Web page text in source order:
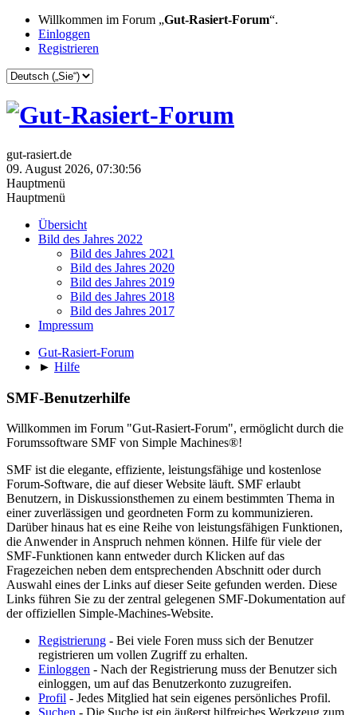
Willkommen im Forum „Gut-Rasiert-Forum“.
Einloggen
Registrieren
gut-rasiert.de
09. August 2026, 07:30:56
Hauptmenü
Hauptmenü
Übersicht
Bild des Jahres 2022
Bild des Jahres 2021
Bild des Jahres 2020
Bild des Jahres 2019
Bild des Jahres 2018
Bild des Jahres 2017
Impressum
Gut-Rasiert-Forum
► Hilfe
SMF-Benutzerhilfe
Willkommen im Forum "Gut-Rasiert-Forum", ermöglicht durch die
Forumssoftware SMF von Simple Machines®!
SMF ist die elegante, effiziente, leistungsfähige und kostenlose
Forum-Software, die auf dieser Website läuft. SMF erlaubt
Benutzern, in Diskussionsthemen zu einem bestimmten Thema in
einer zuverlässigen und geordneten Form zu kommunizieren.
Darüber hinaus hat es eine Reihe von leistungsfähigen Funktionen,
die Anwender in Anspruch nehmen können. Hilfe für viele der
SMF-Funktionen kann entweder durch Klicken auf das
Fragezeichen neben dem entsprechenden Abschnitt oder durch
Auswahl eines der Links auf dieser Seite gefunden werden. Diese
Links führen Sie zu der zentral gelegenen SMF-Dokumentation auf
der offiziellen Simple-Machines-Website.
Registrierung - Bei viele Foren muss sich der Benutzer
registrieren um vollen Zugriff zu erhalten.
Einloggen - Nach der Registrierung muss der Benutzer sich
einloggen, um auf das Benutzerkonto zuzugreifen.
Profil - Jedes Mitglied hat sein eigenes persönliches Profil.